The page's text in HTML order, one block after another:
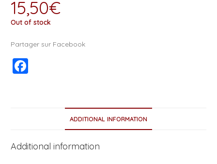
15,50€
Out of stock
Partager sur Facebook
o
ADDITIONAL INFORMATION
Additional information